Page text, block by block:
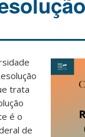
trata
é o
de